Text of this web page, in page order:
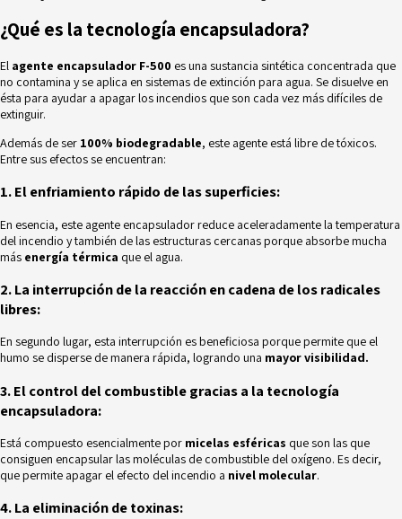
¿Qué es la tecnología encapsuladora?
El agente encapsulador F-500 es una sustancia sintética concentrada que
no contamina y se aplica en sistemas de extinción para agua. Se disuelve en
ésta para ayudar a apagar los incendios que son cada vez más difíciles de
extinguir.
Además de ser 100% biodegradable, este agente está libre de tóxicos.
Entre sus efectos se encuentran:
1. El enfriamiento rápido de las superficies:
En esencia, este agente encapsulador reduce aceleradamente la temperatura
del incendio y también de las estructuras cercanas porque absorbe mucha
más energía térmica que el agua.
2. La interrupción de la reacción en cadena de los radicales
libres:
En segundo lugar, esta interrupción es beneficiosa porque permite que el
humo se disperse de manera rápida, logrando una mayor visibilidad.
3. El control del combustible gracias a la tecnología
encapsuladora:
Está compuesto esencialmente por micelas esféricas que son las que
consiguen encapsular las moléculas de combustible del oxígeno. Es decir,
que permite apagar el efecto del incendio a nivel molecular.
4. La eliminación de toxinas: